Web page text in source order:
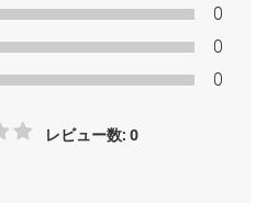
0
0
0
レビュー数: 0